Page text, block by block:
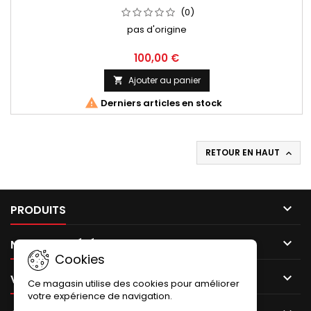
(0)
pas d'origine
100,00 €
 Ajouter au panier
 Derniers articles en stock
RETOUR EN HAUT 
PRODUITS 
NOTRE SOCIÉTÉ 
VOTRE COMPTE 
Cookies
Ce magasin utilise des cookies pour améliorer
votre expérience de navigation.